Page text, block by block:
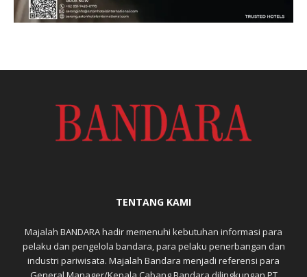
TENTANG KAMI
Majalah BANDARA hadir memenuhi kebutuhan informasi para
pelaku dan pengelola bandara, para pelaku penerbangan dan
industri pariwisata. Majalah Bandara menjadi referensi para